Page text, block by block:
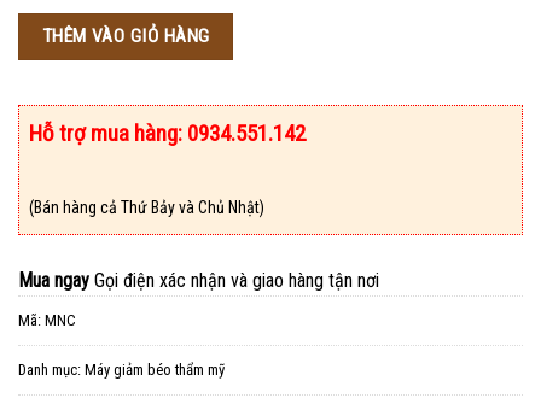
THÊM VÀO GIỎ HÀNG
Hỗ trợ mua hàng: 0934.551.142
(Bán hàng cả Thứ Bảy và Chủ Nhật)
Mua ngay Gọi điện xác nhận và giao hàng tận nơi
Mã: MNC
Danh mục: Máy giảm béo thẩm mỹ